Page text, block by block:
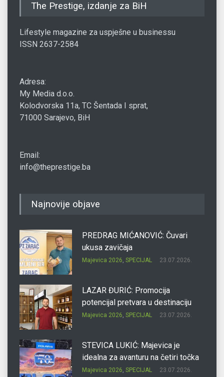
The Prestige, izdanje za BiH
Lifestyle magazine za uspješne u businessu
ISSN 2637-2584
Adresa:
My Media d.o.o.
Kolodvorska 11a, TC Šentada I sprat,
71000 Sarajevo, BiH
Email:
info@theprestige.ba
Najnovije objave
PREDRAG MIĆANOVIĆ: Čuvari
ukusa zavičaja
Majevica 2026, SPECIJAL 23.07.2026.
LAZAR ĐURIĆ: Promocija
potencijal pretvara u destinaciju
Majevica 2026, SPECIJAL 23.07.2026.
STEVICA LUKIĆ: Majevica je
idealna za avanturu na četiri točka
Majevica 2026, SPECIJAL 23.07.2026.